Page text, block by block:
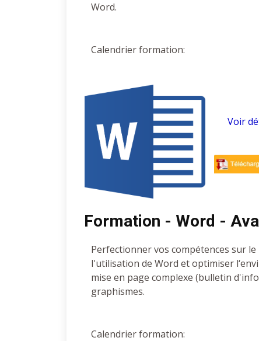
Word.
Calendrier formation:
Voir
Formation - Word -
Perfectionner vos compétences sur
l'utilisation de Word et optimiser
mise en page complexe (bulletin
graphismes.
Calendrier formation: